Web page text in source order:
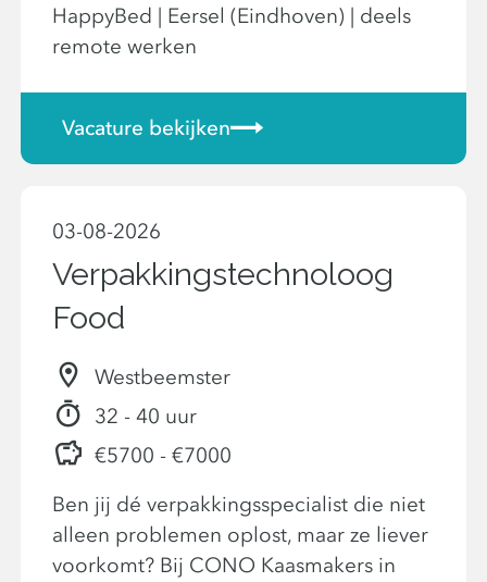
HappyBed | Eersel (Eindhoven) | deels
remote werken
Vacature bekijken
03-08-2026
Verpakkingstechnoloog
Food
Westbeemster
32 - 40 uur
€5700 - €7000
Ben jij dé verpakkingsspecialist die niet
alleen problemen oplost, maar ze liever
voorkomt? Bij CONO Kaasmakers in